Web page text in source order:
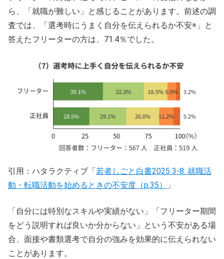
ら、「就職が難しい」と感じることがあります。前述の調
査では、「選考時にうまく自分を伝えられるか不安※」と
答えたフリーターの方は、71.4％でした。
引用：ハタラクティブ「 若者しごと白書2025 3-8. 就職活
動・転職活動を始めるときの不安度（p.35）
」
「自分には特別なスキルや実績がない」「フリーター期間
をどう説明すれば良いか分からない」という不安がある場
合、面接や書類選考で自分の強みを効果的に伝えられない
ことがあります。